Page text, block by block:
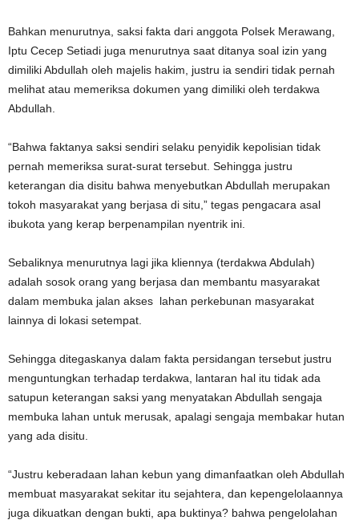
Bahkan menurutnya, saksi fakta dari anggota Polsek Merawang,
Iptu Cecep Setiadi juga menurutnya saat ditanya soal izin yang
dimiliki Abdullah oleh majelis hakim, justru ia sendiri tidak pernah
melihat atau memeriksa dokumen yang dimiliki oleh terdakwa
Abdullah.
“Bahwa faktanya saksi sendiri selaku penyidik kepolisian tidak
pernah memeriksa surat-surat tersebut. Sehingga justru
keterangan dia disitu bahwa menyebutkan Abdullah merupakan
tokoh masyarakat yang berjasa di situ,” tegas pengacara asal
ibukota yang kerap berpenampilan nyentrik ini.
Sebaliknya menurutnya lagi jika kliennya (terdakwa Abdulah)
adalah sosok orang yang berjasa dan membantu masyarakat
dalam membuka jalan akses lahan perkebunan masyarakat
lainnya di lokasi setempat.
Sehingga ditegaskanya dalam fakta persidangan tersebut justru
menguntungkan terhadap terdakwa, lantaran hal itu tidak ada
satupun keterangan saksi yang menyatakan Abdullah sengaja
membuka lahan untuk merusak, apalagi sengaja membakar hutan
yang ada disitu.
“Justru keberadaan lahan kebun yang dimanfaatkan oleh Abdullah
membuat masyarakat sekitar itu sejahtera, dan kepengelolaannya
juga dikuatkan dengan bukti, apa buktinya? bahwa pengelolahan